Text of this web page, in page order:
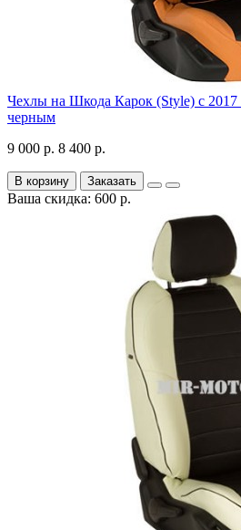
Чехлы на Шкода Карок (Style) с 2017
черным
9 000 р. 8 400 р.
В корзину Заказать
Ваша скидка: 600 р.